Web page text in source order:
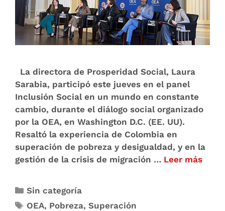
La directora de Prosperidad Social, Laura
Sarabia, participó este jueves en el panel
Inclusión Social en un mundo en constante
cambio, durante el diálogo social organizado
por la OEA, en Washington D.C. (EE. UU).
Resaltó la experiencia de Colombia en
superación de pobreza y desigualdad, y en la
gestión de la crisis de migración … Leer más
Sin categoría
OEA, Pobreza,Superación